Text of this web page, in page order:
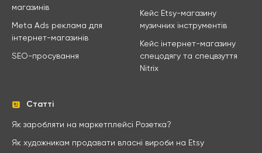
магазинів
Meta Ads реклама для
інтернет-магазинів
SEO-просування
Кейс Etsy-магазину
музичних інструментів
Кейс інтернет-магазину
спецодягу та спецвзуття
Nitrix
Статті
Як заробляти на маркетплейсі Розетка?
Як художникам продавати власні вироби на Etsy